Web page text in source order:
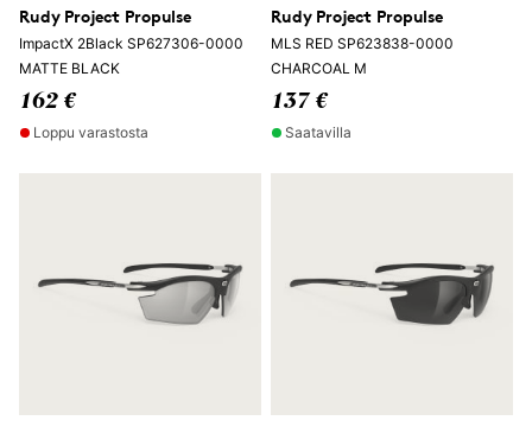
Rudy Project Propulse
ImpactX 2Black SP627306-0000
MATTE BLACK
162 €
Loppu varastosta
Rudy Project Propulse
MLS RED SP623838-0000
CHARCOAL M
137 €
Saatavilla